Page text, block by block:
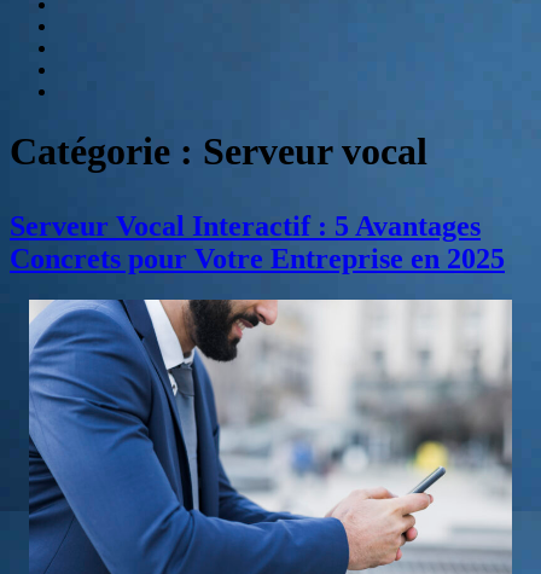
Relation
client
accueil
téléphonique,
quelle
Catégorie : Serveur vocal
Serveur Vocal Interactif : 5 Avantages
Concrets pour Votre Entreprise en 2025